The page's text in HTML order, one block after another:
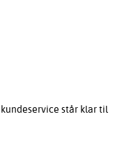
står klar til